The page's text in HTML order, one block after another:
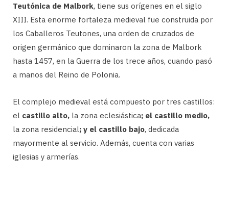
Teutónica de Malbork, tiene sus orígenes en el siglo
XIII. Esta enorme fortaleza medieval fue construida por
los Caballeros Teutones, una orden de cruzados de
origen germánico que dominaron la zona de Malbork
hasta 1457, en la Guerra de los trece años, cuando pasó
a manos del Reino de Polonia.
El complejo medieval está compuesto por tres castillos:
el castillo alto, la zona eclesiástica; el castillo medio,
la zona residencial; y el castillo bajo, dedicada
mayormente al servicio. Además, cuenta con varias
iglesias y armerías.